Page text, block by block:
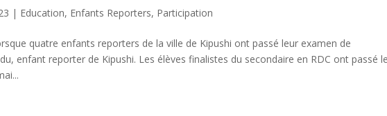
| Education, Enfants Reporters, Participation
quatre enfants reporters de la ville de Kipushi ont passé leur examen de
enfant reporter de Kipushi. Les élèves finalistes du secondaire en RDC ont passé